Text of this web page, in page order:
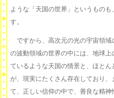
ような「天国の世界」というもの
す。
ですから、高次元の光の宇宙領域
の波動領域の世界の中には、地球
ているような天国の情景と、ほと
が、現実にたくさん存在しており
て、正しい信仰の中で、善良な精神